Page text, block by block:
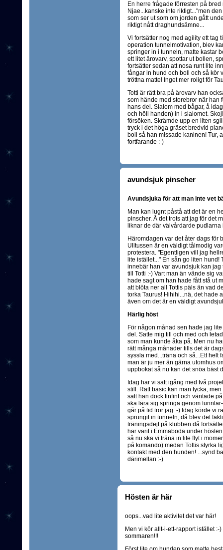
En herre frågade förresten på
Njae...kanske inte riktigt..."men
som ser ut som om jorden gått
riktigt nått draghundsämne...
Vi fortsätter nog med agility ett tag
operation tunnelmotivation, blev
springer in i tunneln, matte kastar
ett litet ärovarv, spottar ut bollen,
fortsätter sedan att nosa runt lite
fångar in hund och boll och så kör
tröttna matte! Inget mer roligt för
Totti är rätt bra på ärovarv han
som hände med storebror när han
hans del. Slalom med bågar, å
och höll handen) in i slalomet.
försöken. Skrämde upp en liten
tryck i det höga gräset bredvid
boll så han missade kaninen! Tur,
fortfarande :-)
avundsjuk pinscher
Avundsjuka för att man inte vet
Man kan lugnt påstå att det är en
pinscher. Å det trots att jag för det
liknar de där välvårdarde
Häromdagen var det åter dags för
Ulltussen är en väldigt tålmodig
protestera. "Egentligen vill jag
lite istället..." En sån go liten
innebär han var avundsjuk kan jag
till Totti :-) Vart man än vände sig
hade sagt om han hade fått stå ut
att blöta ner all Tottis päls än vad
torka Taurus! Hihihi...nä, det hade
även om det är en väldigt
Härlig höst
För någon månad sen hade jag
del. Satte mig till och med och
som man kunde åka på. Men nu
rätt många månader tills det är
syssla med...träna och så...Ett helt
man är ju mer än gärna utomhus
uppbokat så nu kan det snöa bäst
Idag har vi satt igång med två
still. Rätt basic kan man tycka,
satt han dock finfint och väntade
ska lära sig springa genom
går på tid tror jag :-) Idag körde vi
sprungit in tunneln, då blev det
träningsdejt på klubben då
har varit i Emmaboda under
så nu ska vi träna in lite flyt i
på komando) medan Tottis styrka
kontakt med den hunden! ...synd
därimellan :-)
Hösten är här
oops...vad lite aktivitet det var här!
Men vi kör allt-i-ett-rapport istället
sommaren!!!